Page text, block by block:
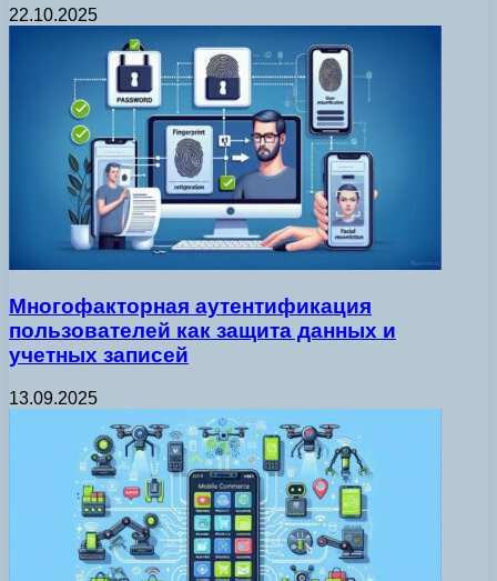
22.10.2025
Многофакторная аутентификация
пользователей как защита данных и
учетных записей
13.09.2025